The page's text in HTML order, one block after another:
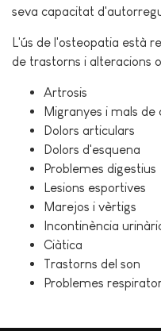
seva capacitat
L'ús de l'osteopatia està
de trastorns i alteracions
Artrosis
Migranyes i mals de
Dolors articulars
Dolors d'esquena
Problemes digestius
Lesions esportives
Marejos i vèrtigs
Incontinència
Ciàtica
Trastorns del son
Problemes